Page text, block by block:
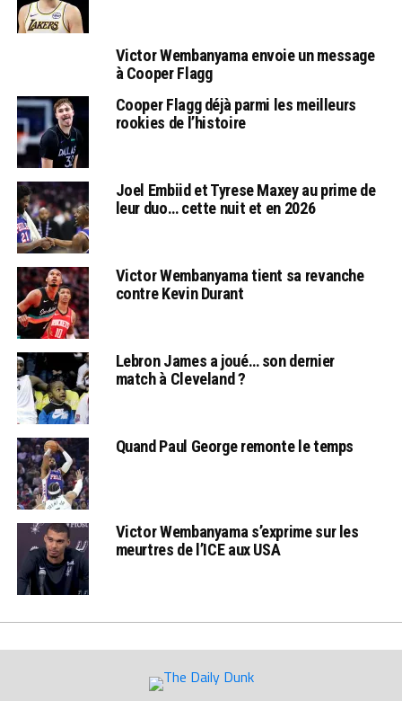
Victor Wembanyama envoie un message
à Cooper Flagg
Cooper Flagg déjà parmi les meilleurs
rookies de l’histoire
Joel Embiid et Tyrese Maxey au prime de
leur duo… cette nuit et en 2026
Victor Wembanyama tient sa revanche
contre Kevin Durant
Lebron James a joué… son dernier
match à Cleveland ?
Quand Paul George remonte le temps
Victor Wembanyama s’exprime sur les
meurtres de l’ICE aux USA